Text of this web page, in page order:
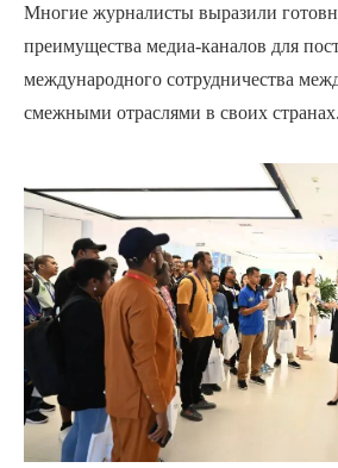
Многие журналисты выразили
преимущества медиа-каналов для
международного сотрудничества
смежными отраслями в своих странах.